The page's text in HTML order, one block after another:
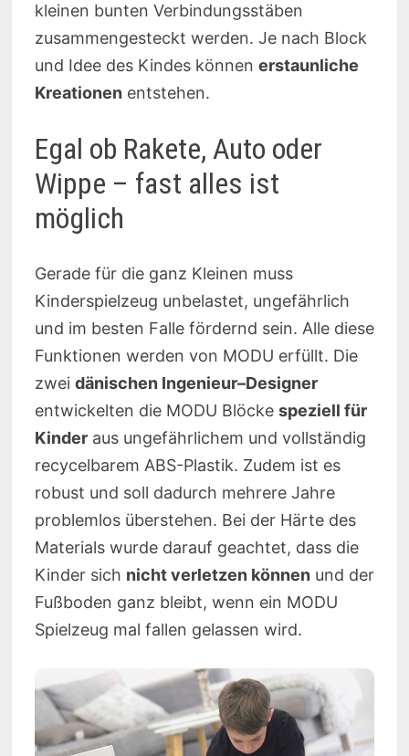
kleinen bunten Verbindungsstäben
zusammengesteckt werden. Je nach Block
und Idee des Kindes können erstaunliche
Kreationen entstehen.
Egal ob Rakete, Auto oder
Wippe – fast alles ist
möglich
Gerade für die ganz Kleinen muss
Kinderspielzeug unbelastet, ungefährlich
und im besten Falle fördernd sein. Alle diese
Funktionen werden von MODU erfüllt. Die
zwei dänischen Ingenieur–Designer
entwickelten die MODU Blöcke speziell für
Kinderaus ungefährlichem und vollständig
recycelbarem ABS-Plastik. Zudem ist es
robust und soll dadurch mehrere Jahre
problemlos überstehen. Bei der Härte des
Materials wurde darauf geachtet, dass die
Kinder sich nicht verletzen können und der
Fußboden ganz bleibt, wenn ein MODU
Spielzeug mal fallen gelassen wird.